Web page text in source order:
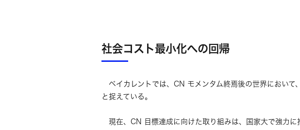
社会コスト最小化への回帰
ベイカレントでは、CN モメンタム終焉後の世界において
と捉えている。
現在、CN 目標達成に向けた取り組みは、国家大で強力に